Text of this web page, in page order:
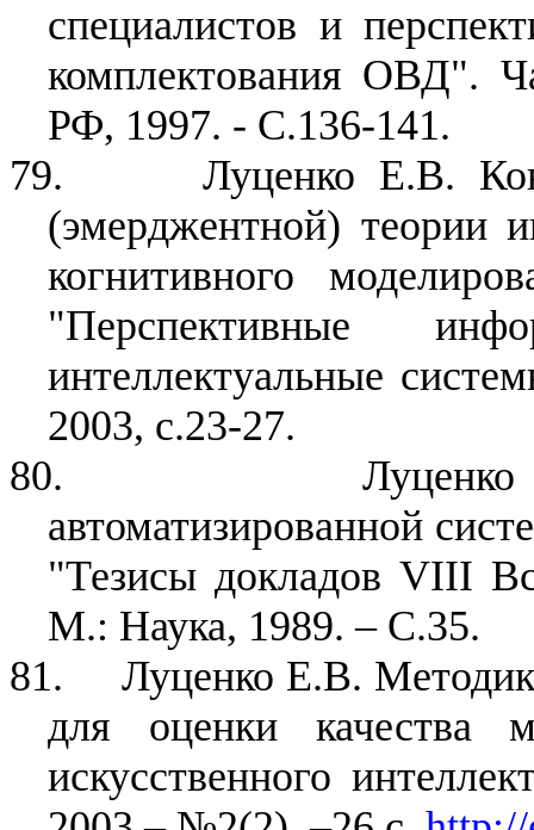
специалистов и
комплектования
РФ, 1997. - С.136-141.
79.
Луценко Е.В.
(эмерджентной) теории
когнитивного
"Перспективные
интеллектуальные
2003, с.23-27.
80.
автоматизированной
"Тезисы докладов VIII
М.: Наука, 1989. – С.35.
81.
Луценко Е.В.
для оценки качества
искусственного